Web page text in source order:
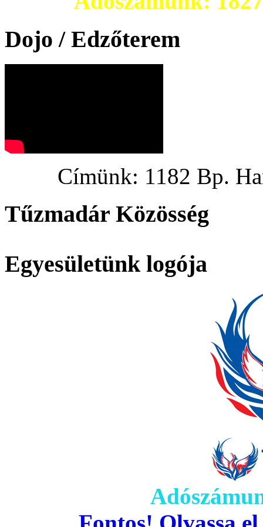
Dojo / Edzőterem
Címünk: 1182 Bp.
Tűzmadár Közösség
Egyesületünk logója